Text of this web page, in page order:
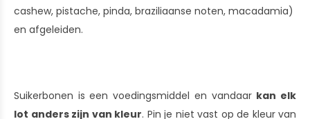
cashew, pistache, pinda, braziliaanse noten, macadamia)
en afgeleiden.
Suikerbonen is een voedingsmiddel en vandaar kan elk
lot anders zijn van kleur. Pin je niet vast op de kleur van